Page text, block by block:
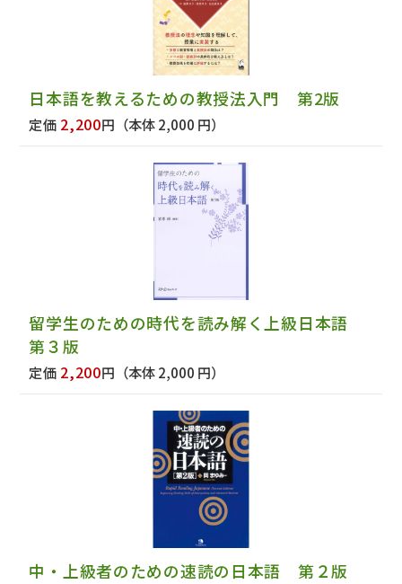
日本語を教えるための教授法入門 第2版
定価 2,200円 （本体 2,000 円）
留学生のための時代を読み解く上級日本語
第３版
定価 2,200円 （本体 2,000 円）
中・上級者のための速読の日本語 第２版